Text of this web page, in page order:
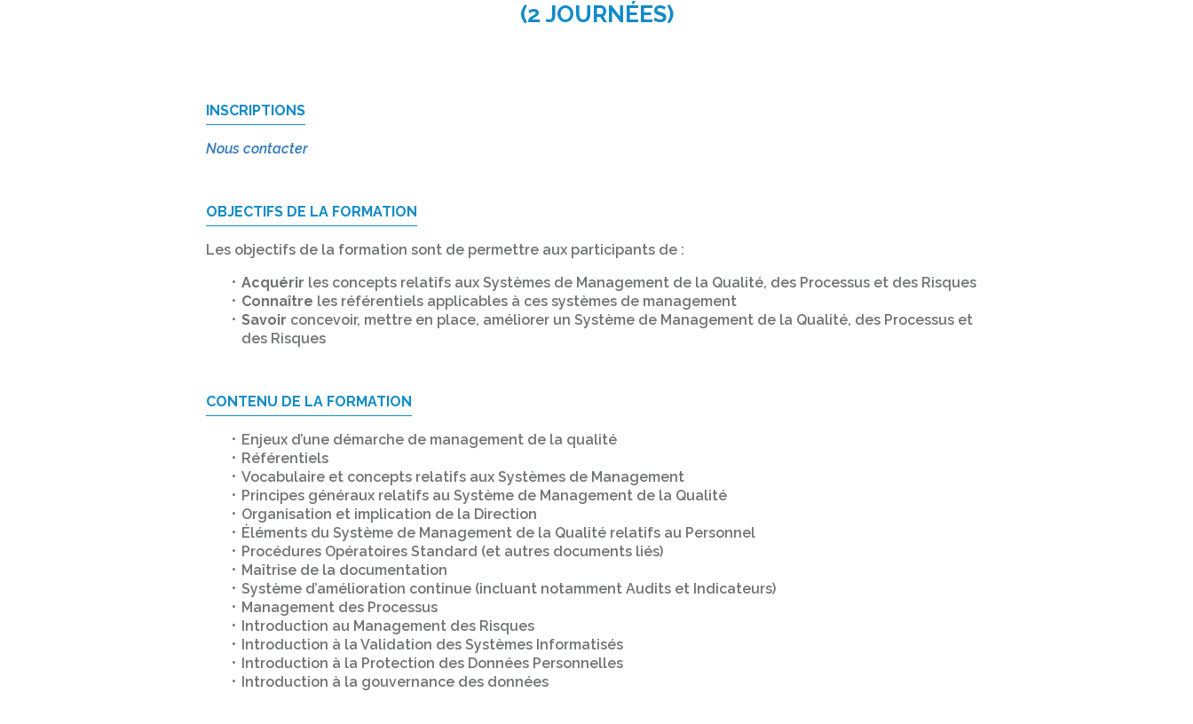
(2 JOURNÉES)
INSCRIPTIONS
Nous contacter
OBJECTIFS DE LA FORMATION
Les objectifs de la formation sont de permettre aux participants de :
Acquérir les concepts relatifs aux Systèmes de Management de la Qualité, des Processus et des Risques
Connaître les référentiels applicables à ces systèmes de management
Savoir concevoir, mettre en place, améliorer un Système de Management de la Qualité, des Processus et
des Risques
CONTENU DE LA FORMATION
Enjeux d’une démarche de management de la qualité
Référentiels
Vocabulaire et concepts relatifs aux Systèmes de Management
Principes généraux relatifs au Système de Management de la Qualité
Organisation et implication de la Direction
Éléments du Système de Management de la Qualité relatifs au Personnel
Procédures Opératoires Standard (et autres documents liés)
Maîtrise de la documentation
Système d’amélioration continue (incluant notamment Audits et Indicateurs)
Management des Processus
Introduction au Management des Risques
Introduction à la Validation des Systèmes Informatisés
Introduction à la Protection des Données Personnelles
Introduction à la gouvernance des données